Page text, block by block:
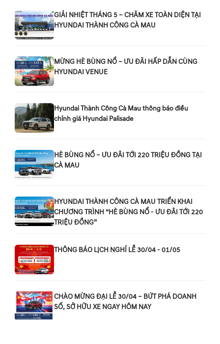
GIẢI NHIỆT THÁNG 5 – CHĂM XE TOÀN DIỆN TẠI
HYUNDAI THÀNH CÔNG CÀ MAU
MỪNG HÈ BÙNG NỔ – ƯU ĐÃI HẤP DẪN CÙNG
HYUNDAI VENUE
Hyundai Thành Công Cà Mau thông báo điều
chỉnh giá Hyundai Palisade
HÈ BÙNG NỔ – ƯU ĐÃI TỚI 220 TRIỆU ĐỒNG TẠI
CÀ MAU
HYUNDAI THÀNH CÔNG CÀ MAU TRIỂN KHAI
CHƯƠNG TRÌNH “HÈ BÙNG NỔ - ƯU ĐÃI TỚI 220
TRIỆU ĐỒNG”
THÔNG BÁO LỊCH NGHỈ LỄ 30/04 - 01/05
CHÀO MỪNG ĐẠI LỄ 30/04 – BỨT PHÁ DOANH
SỐ, SỞ HỮU XE NGAY HÔM NAY